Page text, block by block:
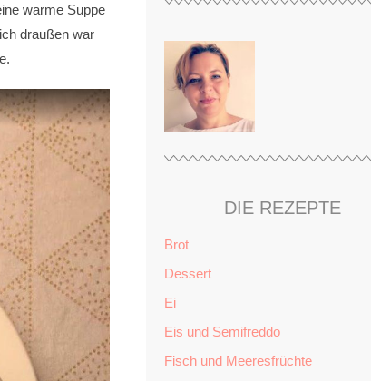
warme Suppe
draußen war
DIE REZEPTE
Brot
Dessert
Ei
Eis und Semifreddo
Fisch und Meeresfrüchte